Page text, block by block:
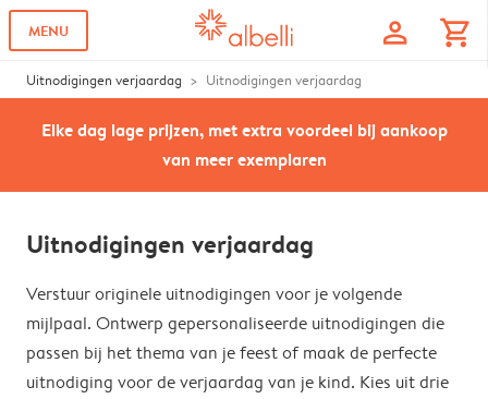
MENU profile shopping_cart
Uitnodigingen verjaardag Uitnodigingen verjaardag
Elke dag lage prijzen, met extra voordeel bij aankoop
van meer exemplaren
Uitnodigingen verjaardag
Verstuur originele uitnodigingen voor je volgende
mijlpaal. Ontwerp gepersonaliseerde uitnodigingen die
passen bij het thema van je feest of maak de perfecte
uitnodiging voor de verjaardag van je kind. Kies uit drie